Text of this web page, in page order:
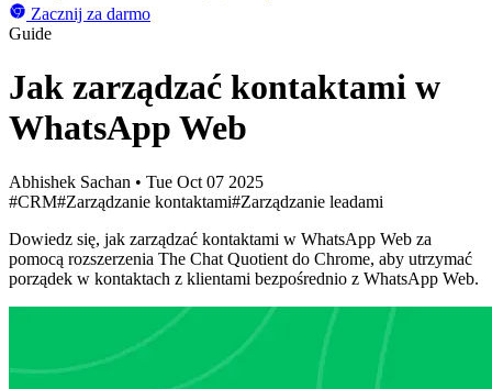
Zacznij za darmo
Guide
Jak zarządzać kontaktami w
WhatsApp Web
Abhishek Sachan • Tue Oct 07 2025
#CRM#Zarządzanie kontaktami#Zarządzanie leadami
Dowiedz się, jak zarządzać kontaktami w WhatsApp Web za
pomocą rozszerzenia The Chat Quotient do Chrome, aby utrzymać
porządek w kontaktach z klientami bezpośrednio z WhatsApp Web.